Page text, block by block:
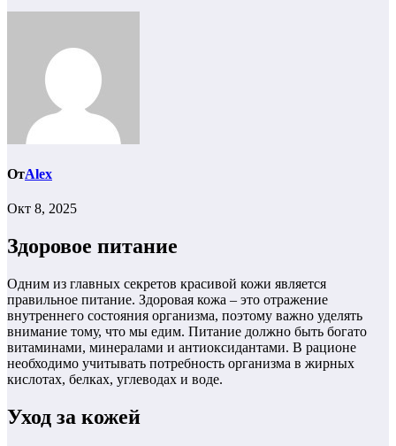
ОтAlex
Окт 8, 2025
Здоровое питание
Одним из главных секретов красивой кожи является
правильное питание. Здоровая кожа – это отражение
внутреннего состояния организма, поэтому важно уделять
внимание тому, что мы едим. Питание должно быть богато
витаминами, минералами и антиоксидантами. В рационе
необходимо учитывать потребность организма в жирных
кислотах, белках, углеводах и воде.
Уход за кожей